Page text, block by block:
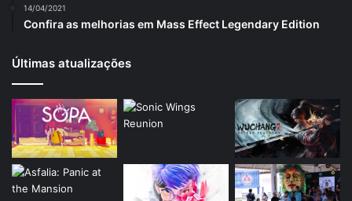
14/04/2021
Confira as melhorias em Mass Effect Legendary Edition
Últimas atualizações